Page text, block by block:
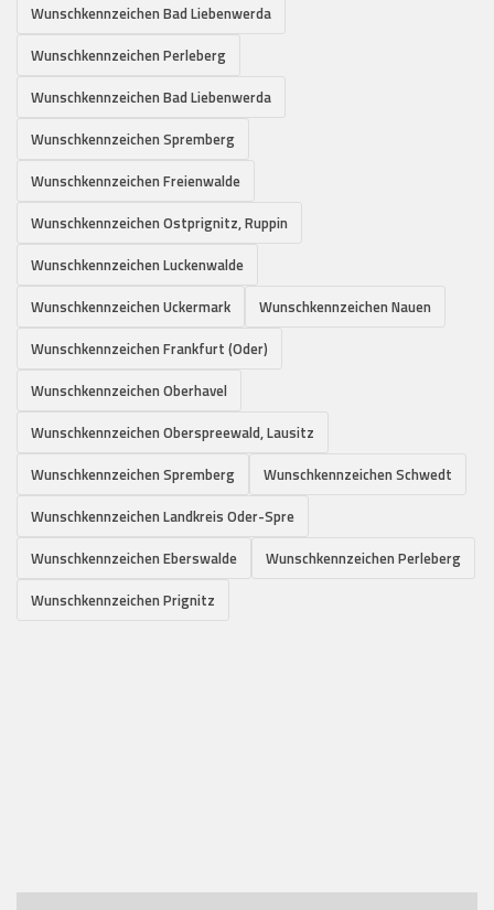
Wunschkennzeichen Bad Liebenwerda
Wunschkennzeichen Perleberg
Wunschkennzeichen Bad Liebenwerda
Wunschkennzeichen Spremberg
Wunschkennzeichen Freienwalde
Wunschkennzeichen Ostprignitz, Ruppin
Wunschkennzeichen Luckenwalde
Wunschkennzeichen Uckermark
Wunschkennzeichen Nauen
Wunschkennzeichen Frankfurt (Oder)
Wunschkennzeichen Oberhavel
Wunschkennzeichen Oberspreewald, Lausitz
Wunschkennzeichen Spremberg
Wunschkennzeichen Schwedt
Wunschkennzeichen Landkreis Oder-Spre
Wunschkennzeichen Eberswalde
Wunschkennzeichen Perleberg
Wunschkennzeichen Prignitz